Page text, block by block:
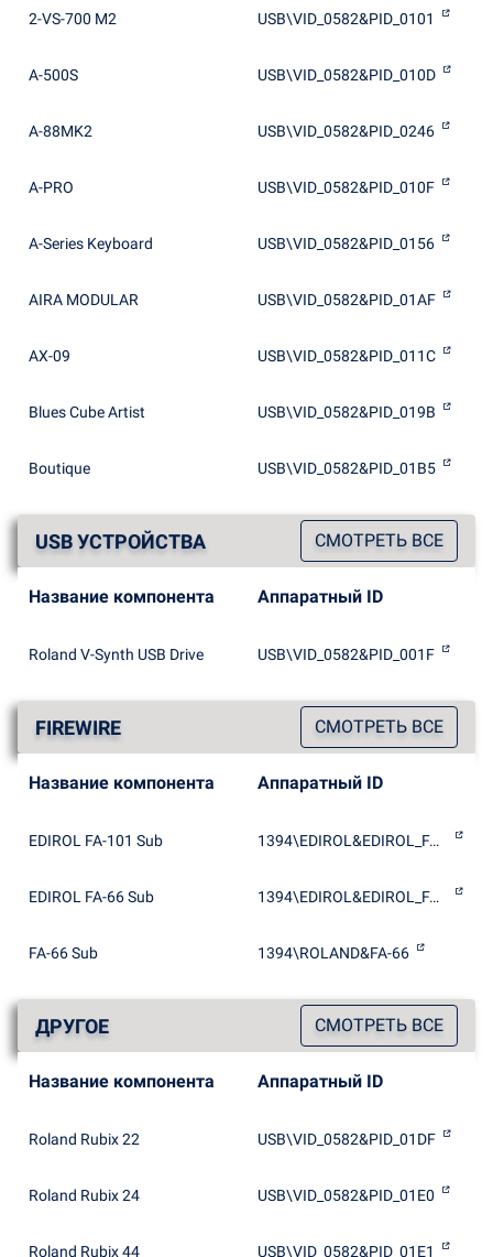
2-VS-700 M2 USB\VID_0582&PID_0101
A-500S USB\VID_0582&PID_010D
A-88MK2 USB\VID_0582&PID_0246
A-PRO USB\VID_0582&PID_010F
A-Series Keyboard USB\VID_0582&PID_0156
AIRA MODULAR USB\VID_0582&PID_01AF
AX-09 USB\VID_0582&PID_011C
Blues Cube Artist USB\VID_0582&PID_019B
Boutique USB\VID_0582&PID_01B5
USB УСТРОЙСТВА СМОТРЕТЬ ВСЕ
Название компонента Аппаратный ID
Roland V-Synth USB Drive USB\VID_0582&PID_001F
FIREWIRE СМОТРЕТЬ ВСЕ
Название компонента Аппаратный ID
EDIROL FA-101 Sub 1394\EDIROL&EDIROL_FA-101
EDIROL FA-66 Sub 1394\EDIROL&EDIROL_FA-66
FA-66 Sub 1394\ROLAND&FA-66
ДРУГОЕ СМОТРЕТЬ ВСЕ
Название компонента Аппаратный ID
Roland Rubix 22 USB\VID_0582&PID_01DF
Roland Rubix 24 USB\VID_0582&PID_01E0
Roland Rubix 44 USB\VID_0582&PID_01E1